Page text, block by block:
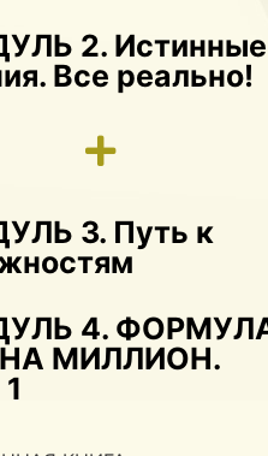
2. Истинные
Все реально!
3. Путь к
4.
МИЛЛИОН.